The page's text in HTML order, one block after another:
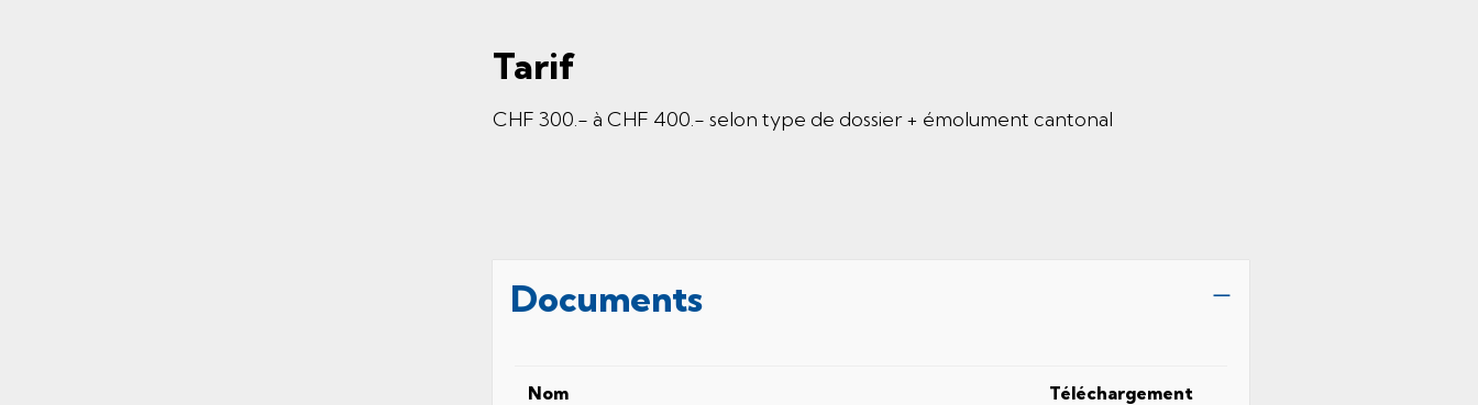
Tarif
CHF 300.- à CHF 400.- selon type de dossier + émolument cantonal
Documents
Nom Téléchargement